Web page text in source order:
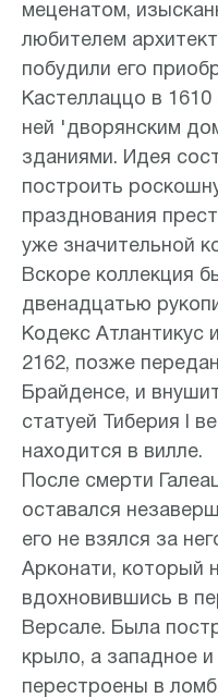
меценатом,
любителем
побудили его
Кастеллаццо в
ней 'дворянским
зданиями. Идея
построить
празднования
уже значительной
Вскоре коллекция
двенадцатью
Кодекс Атлантикус
2162, позже
Брайденсе, и
статуей Тиберия I
находится в вилле.
После смерти
оставался
его не взялся за
Арконати, который
вдохновившись в
Версале. Была
крыло, а западное
перестроены в